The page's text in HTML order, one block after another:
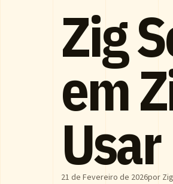
Zig
em
Usar
21 de Fevereiro de 2026por